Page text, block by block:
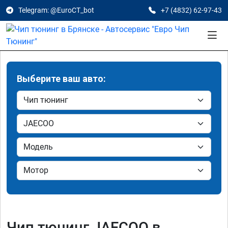
Telegram: @EuroCT_bot +7 (4832) 62-97-43
Выберите ваш авто: